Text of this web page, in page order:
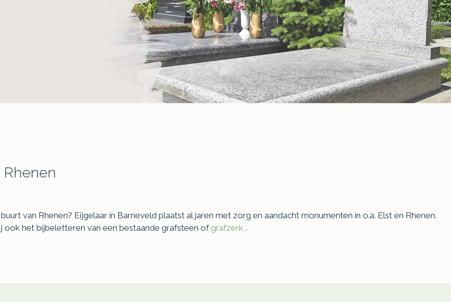
van Rhenen? Eijgelaar in Barneveld plaatst al jaren met zorg en aandacht monumenten in o.a. Elst en Rhenen.
ook het bijbeletteren van een bestaande grafsteen ofgrafzerk .